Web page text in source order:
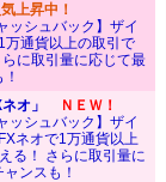
上昇中！
ッシュバック】ザイ
万通貨以上の取引で
に取引量に応じて最
オ」
ＮＥＷ！
ッシュバック】ザイ
ネオで1万通貨以上
る！ さらに取引量に
ンスも！